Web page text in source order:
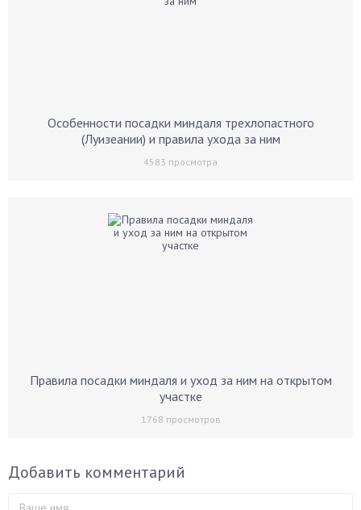
Особенности посадки миндаля трехлопастного
(Луизеании) и правила ухода за ним
4583 просмотра
Правила посадки миндаля и уход за ним на открытом
участке
1768 просмотров
Добавить комментарий